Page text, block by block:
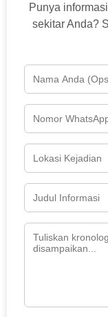
Punya
sekitar Anda?